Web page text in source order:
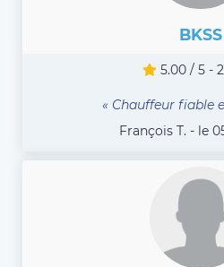
BKSS
5.00 / 5 -
« Chauffeur fiable
François T. - le